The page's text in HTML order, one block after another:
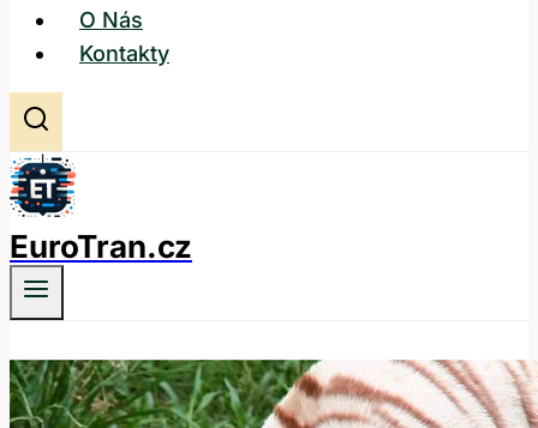
O Nás
Kontakty
EuroTran.cz